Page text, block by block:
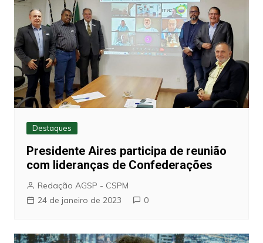
Destaques
Presidente Aires participa de reunião
com lideranças de Confederações
Redação AGSP - CSPM
24 de janeiro de 2023
0